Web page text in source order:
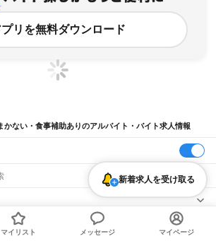
プリを無料ダウンロード
かない・食事補助ありのアルバイト・バイト求人情報
ール貼り 在宅 ガチャガチャ
八千代市 東葉勝田台駅
まかない・食事補助あり
新着求人を受け取る
マイリスト メッセージ マイページ